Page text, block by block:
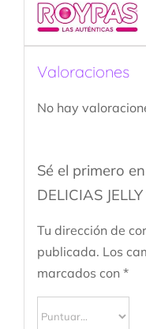
Valoraciones
No hay
Sé el primero
DELICIAS
Tu dirección de
publicada. Los
marcados con *